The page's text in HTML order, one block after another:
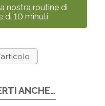
nostra routine di
di 10 minuti
ANCHE…